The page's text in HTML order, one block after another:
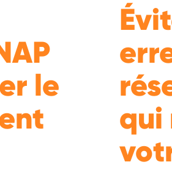
le
qui